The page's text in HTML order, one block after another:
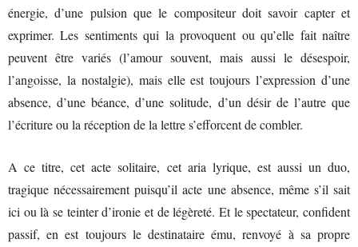
énergie, d’une pulsion que le compositeur doit savoir capter et
exprimer. Les sentiments qui la provoquent ou qu’elle fait naître
peuvent être variés (l’amour souvent, mais aussi le désespoir,
l’angoisse, la nostalgie), mais elle est toujours l’expression d’une
absence, d’une béance, d’une solitude, d’un désir de l’autre que
l’écriture ou la réception de la lettre s’efforcent de combler.
A ce titre, cet acte solitaire, cet aria lyrique, est aussi un duo,
tragique nécessairement puisqu’il acte une absence, même s’il sait
ici ou là se teinter d’ironie et de légèreté. Et le spectateur, confident
passif, en est toujours le destinataire ému, renvoyé à sa propre